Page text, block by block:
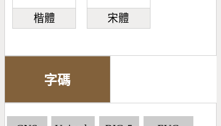
楷體 宋體
字碼